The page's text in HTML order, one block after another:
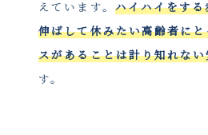
えています。 ハイハイをす
伸ばして休みたい高齢者に
スがあることは計り知れな
す。